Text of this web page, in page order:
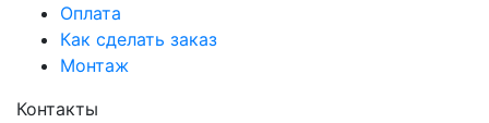
Оплата
Как сделать заказ
Монтаж
Контакты